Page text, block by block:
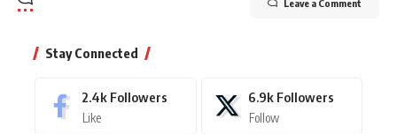
Leave a Comment
Stay Connected
2.4k Followers
Like
6.9k Followers
Follow